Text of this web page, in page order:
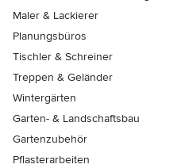
Maler & Lackierer
Planungsbüros
Tischler & Schreiner
Treppen & Geländer
Wintergärten
Garten- & Landschaftsbau
Gartenzubehör
Pflasterarbeiten